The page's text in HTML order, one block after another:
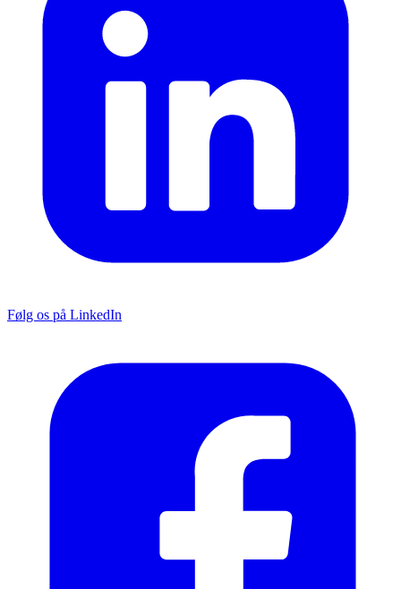
Følg os på LinkedIn